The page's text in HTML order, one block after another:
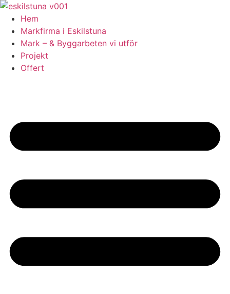
Skip
content
Hem
Markfirma i Eskilstuna
Mark – & Byggarbeten vi utför
Projekt
Offert